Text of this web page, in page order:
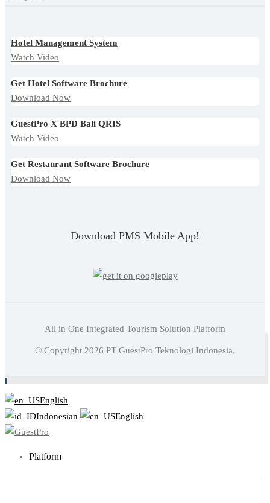
Hotel Management System
Watch Video
Get Hotel Software Brochure
Download Now
GuestPro X BPD Bali QRIS
Watch Video
Get Restaurant Software Brochure
Download Now
Download PMS Mobile App!
All in One Integrated Tourism Solution Platform
© Copyright 2026 PT GuestPro Teknologi Indonesia.
Baca juga: Cara Menaikan Ranking Website Hotel Anda
English
Indonesian
English
Platform